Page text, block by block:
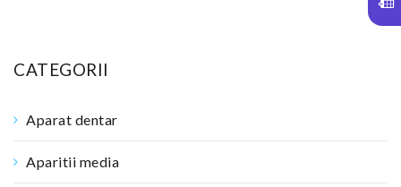
CATEGORII
Aparat dentar
Aparitii media